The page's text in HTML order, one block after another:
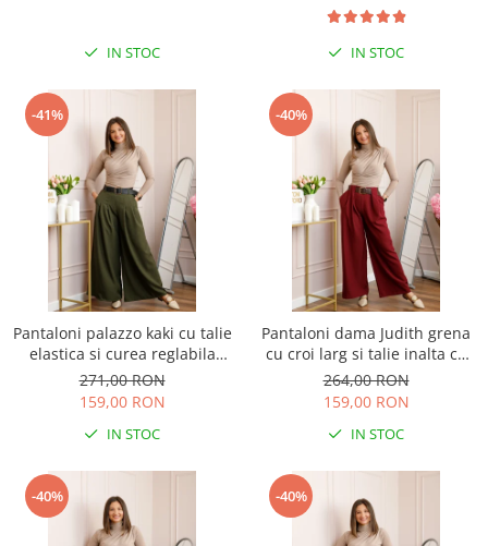
IN STOC IN STOC
-41%
Pantaloni palazzo kaki cu talie
elastica si curea reglabila
Savannah
271,00 RON
159,00 RON
IN STOC
-40%
Pantaloni dama Judith grena
cu croi larg si talie inalta cu
curea
264,00 RON
159,00 RON
IN STOC
-40% -40%